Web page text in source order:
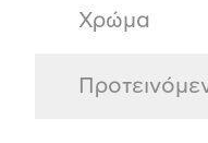
Χρώμα